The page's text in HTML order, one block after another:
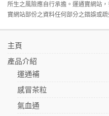
所生之風險應自行承擔。運通寶網站
寶網站部份之資料任何部分之錯誤或疏
主頁
產品介紹
運通補
感冒茶粒
氣血通